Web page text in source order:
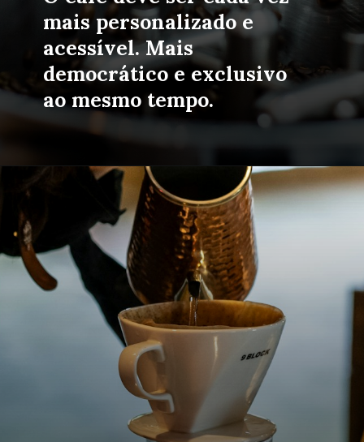
mais personalizado e
acessível. Mais
democrático e exclusivo
ao mesmo tempo.